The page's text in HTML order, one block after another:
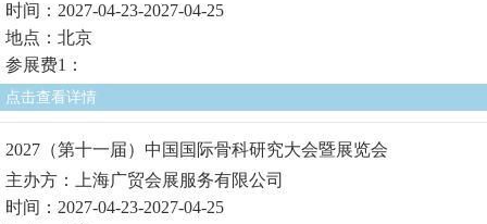
时间：2027-04-23-2027-04-25
地点：北京
参展费1：
点击查看详情
2027（第十一届）中国国际骨科研究大会暨展览会
主办方：上海广贸会展服务有限公司
时间：2027-04-23-2027-04-25